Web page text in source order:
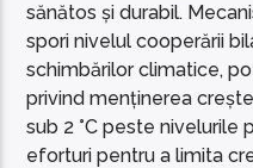
sănătos și durabil.
spori nivelul cooperării
schimbărilor climatice,
privind menținerea
sub 2 °C peste nivelurile
eforturi pentru a limita